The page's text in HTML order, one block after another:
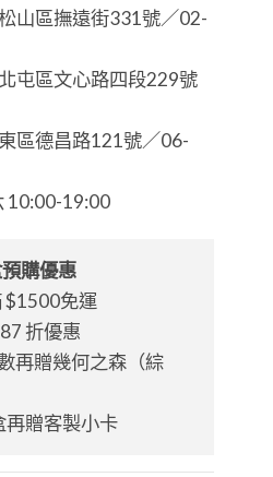
山區撫遠街331號／02-
屯區文心路四段229號
區德昌路121號／06-
10:00-19:00
購優惠
$1500免運
折優惠
再贈幾何之森（綜
再贈客製小卡